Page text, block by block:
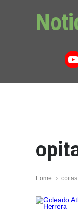
Home opitas